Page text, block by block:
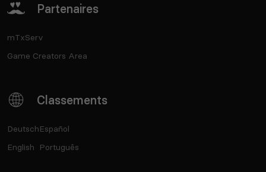
Partenaires
mTxServ
Game Creators Area
Classements
Deutsch
English
Español
Português